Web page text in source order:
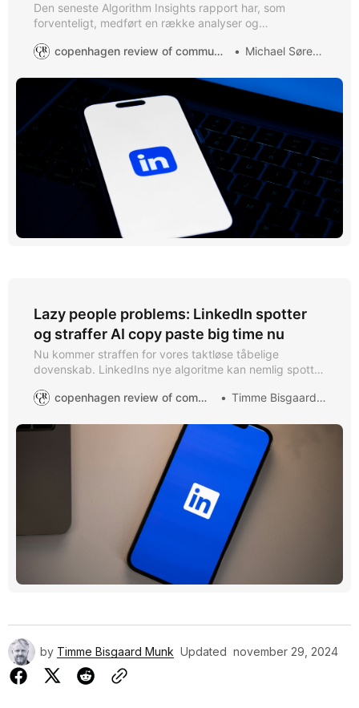
Den seneste Algorithm Insights rapport har, som
forventeligt, medført en række analyser og
kritisk på nogle af påstandene
copenhagen review of communication Michael Sørensen
Lazy people problems: LinkedIn spotter
og straffer AI copy paste big time nu
Nu kommer straffen for vores taktløse tåbelige
dovenskab. LinkedIns nye algoritme kan nemlig spotte
engagement falder med op til 70% hvis du bruger AI til
copenhagen review of communication Timme Bisgaard Munk
by Timme Bisgaard Munk Updated november 29, 2024